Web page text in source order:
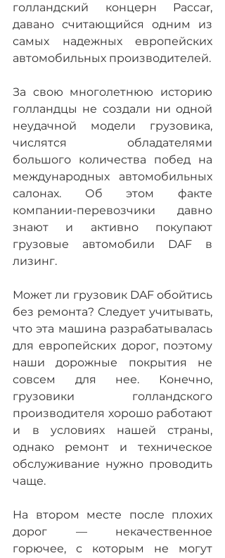
голландский концерн Paccar,
давано считающийся одним из
самых надежных европейских
автомобильных производителей.
За свою многолетнюю историю
голландцы не создали ни одной
неудачной модели грузовика,
числятся обладателями
большого количества побед на
международных автомобильных
салонах. Об этом факте
компании-перевозчики давно
знают и активно покупают
грузовые автомобили DAF в
лизинг.
Может ли грузовик DAF обойтись
без ремонта? Следует учитывать,
что эта машина разрабатывалась
для европейских дорог, поэтому
наши дорожные покрытия не
совсем для нее. Конечно,
грузовики голландского
производителя хорошо работают
и в условиях нашей страны,
однако ремонт и техническое
обслуживание нужно проводить
чаще.
На втором месте после плохих
дорог — некачественное
горючее, с которым не могут